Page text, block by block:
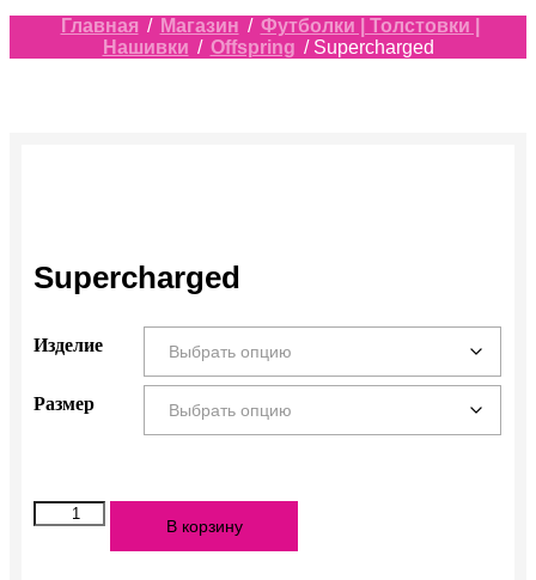
Главная / Магазин / Футболки | Толстовки |
Нашивки / Offspring / Supercharged
Supercharged
Изделие
Размер
Количество
Supercharged
В корзину